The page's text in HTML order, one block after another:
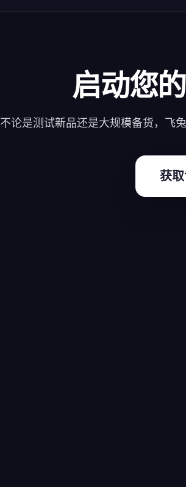
启动您
不论是测试新品还是大规模备货，飞
获